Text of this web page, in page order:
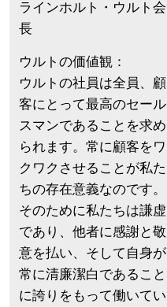
ラインホルト・ウルト会
長
ウルトの価値観：
ウルトの社員は全員、顧
客にとって最高のセール
スマンであることを求め
られます。常に顧客をワ
クワクさせることが私た
ちの存在意義なのです。
そのために私たちは謙虚
であり、他者に感謝と敬
意を払い、そして自身が
常に清廉潔白であること
に誇りをもって働いてい